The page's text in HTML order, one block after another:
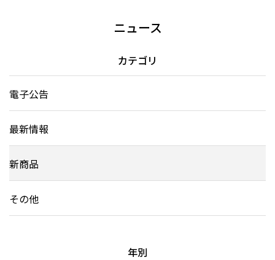
ニュース
カテゴリ
電子公告
最新情報
新商品
その他
年別